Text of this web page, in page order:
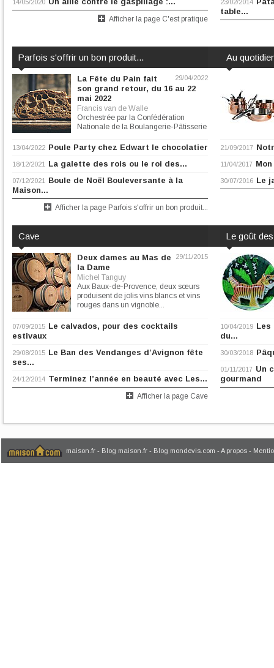
14/05/2020
Afficher la page C'est pratique
23/02/2014
table...
Parfois s'offrir un bon produit...
29/04/2022
La Fête du Pain fait
son grand retour, du 16 au 22
mai 2022
Francis van de Walle
Orchestrée par la Confédération
Nationale de la Boulangerie-Pâtisserie
13/04/2022 Poule Party chez Edwart le chocolatier
18/12/2021 La galette des rois ou le roi des...
07/12/2021
Boule de Noël Bouleversante à la
Maison...
Afficher la page Parfois s'offrir un bon produit...
Au
21/09/2017
11/04/2017
30/07/2016 Le
Cave
29/11/2015
Deux dames au Mas de
la Dame
Michel Tanguy
Aux Baux-de-Provence, deux sœurs
produisent de jolis vins blancs et vins
rouges dans un vignoble...
07/09/2015 Le calvados, pour des cocktails
estivaux
29/08/2015 Le Ban des Vendanges d’Avignon fête
ses...
24/12/2014 Terminez l’année en beauté avec Les...
Afficher la page Cave
Le goût
10/04/2019 Les
du...
30/03/2018
01/11/2017 Un
gourmand
maison.fr - Blog maison.fr - Blog mondevis.com - A propos -